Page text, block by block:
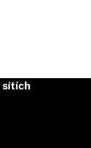
sítích